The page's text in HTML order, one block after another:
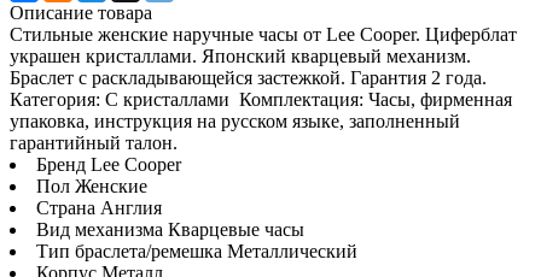
Описание товара
Стильные женские наручные часы от Lee Cooper. Циферблат
украшен кристаллами. Японский кварцевый механизм.
Браслет с раскладывающейся застежкой. Гарантия 2 года.
Категория: С кристаллами Комплектация: Часы, фирменная
упаковка, инструкция на русском языке, заполненный
гарантийный талон.
Бренд Lee Cooper
Пол Женские
Страна Англия
Вид механизма Кварцевые часы
Тип браслета/ремешка Металлический
Корпус Металл